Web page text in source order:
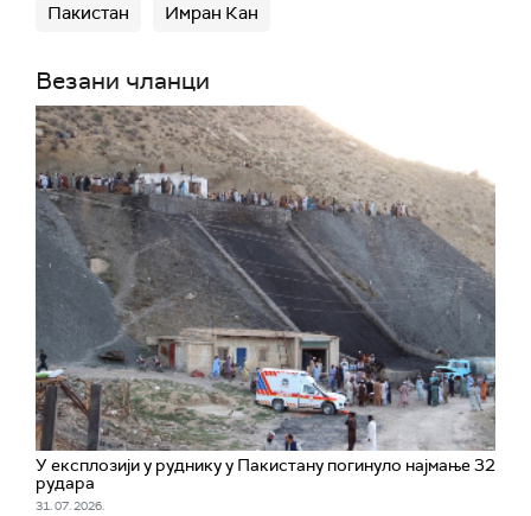
Пакистан Имран Кан
Везани чланци
У експлозији у руднику у Пакистану погинуло најмање 32
рудара
31. 07. 2026.